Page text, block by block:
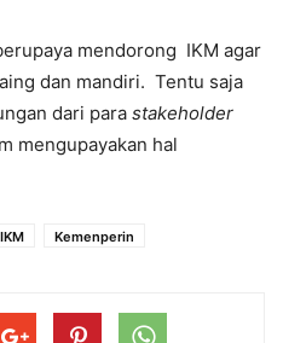
mendorong IKM agar
dan mandiri. Tentu saja
dari para stakeholder
mengupayakan hal
IKM Kemenperin